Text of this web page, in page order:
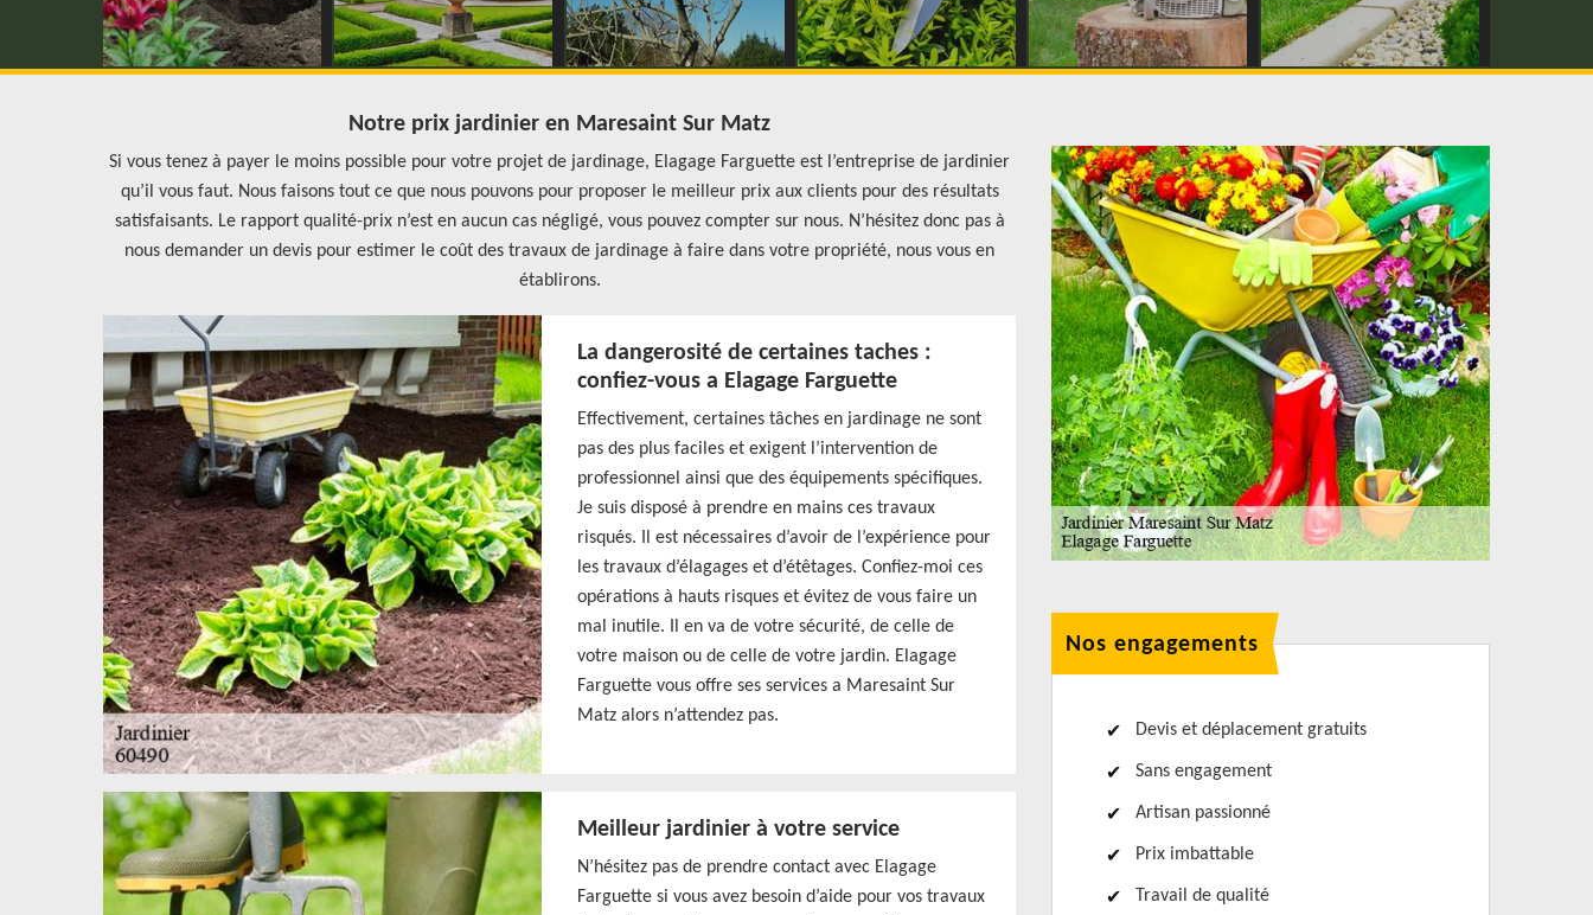
Notre prix jardinier en Maresaint Sur Matz
Si vous tenez à payer le moins possible pour votre projet de jardinage, Elagage Farguette est l’entreprise de jardinier
qu’il vous faut. Nous faisons tout ce que nous pouvons pour proposer le meilleur prix aux clients pour des résultats
satisfaisants. Le rapport qualité-prix n’est en aucun cas négligé, vous pouvez compter sur nous. N’hésitez donc pas à
nous demander un devis pour estimer le coût des travaux de jardinage à faire dans votre propriété, nous vous en
établirons.
La dangerosité de certaines taches :
confiez-vous a Elagage Farguette
Effectivement, certaines tâches en jardinage ne sont
pas des plus faciles et exigent l’intervention de
professionnel ainsi que des équipements spécifiques.
Je suis disposé à prendre en mains ces travaux
risqués. Il est nécessaires d’avoir de l’expérience pour
les travaux d’élagages et d’étêtages. Confiez-moi ces
opérations à hauts risques et évitez de vous faire un
mal inutile. Il en va de votre sécurité, de celle de
votre maison ou de celle de votre jardin. Elagage
Farguette vous offre ses services a Maresaint Sur
Matz alors n’attendez pas.
Meilleur jardinier à votre service
N’hésitez pas de prendre contact avec Elagage
Farguette si vous avez besoin d’aide pour vos travaux
Nos engagements
Devis et déplacement gratuits
Sans engagement
Artisan passionné
Prix imbattable
Travail de qualité